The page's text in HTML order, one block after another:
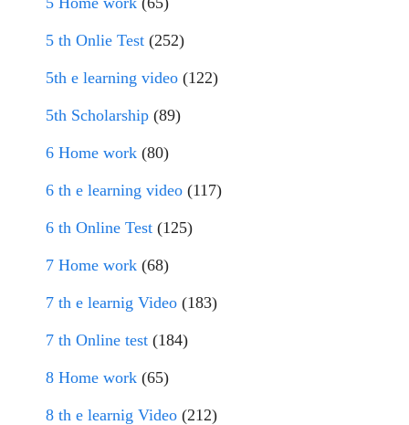
5 th Onlie Test (252)
5th e learning video (122)
5th Scholarship (89)
6 Home work (80)
6 th e learning video (117)
6 th Online Test (125)
7 Home work (68)
7 th e learnig Video (183)
7 th Online test (184)
8 Home work (65)
8 th e learnig Video (212)